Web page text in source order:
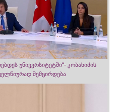
უნივერსიტეტში“- კობახიძის
შემცირდება